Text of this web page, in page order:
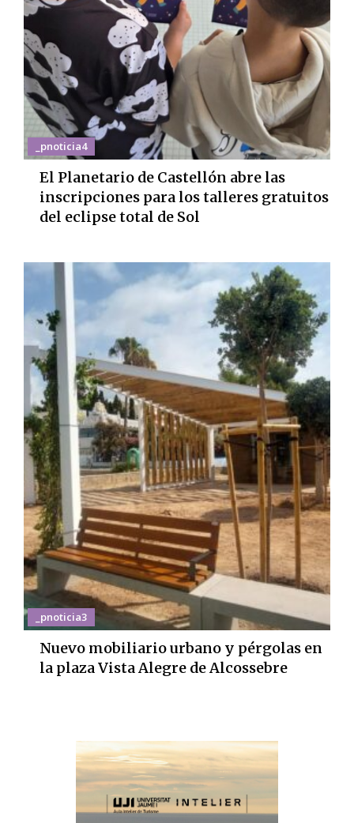
_pnoticia4
El Planetario de Castellón abre las
inscripciones para los talleres gratuitos
del eclipse total de Sol
_pnoticia3
Nuevo mobiliario urbano y pérgolas en
la plaza Vista Alegre de Alcossebre